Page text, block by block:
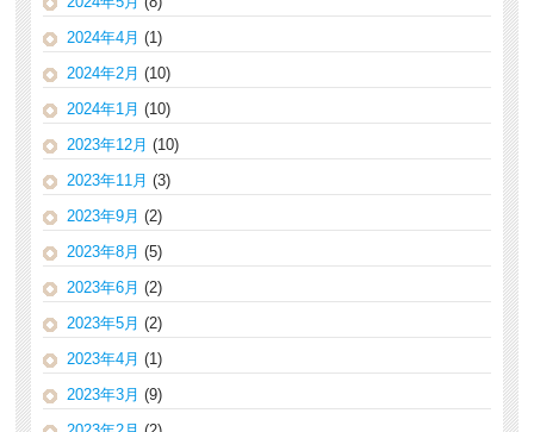
2024年4月 (1)
2024年2月 (10)
2024年1月 (10)
2023年12月 (10)
2023年11月 (3)
2023年9月 (2)
2023年8月 (5)
2023年6月 (2)
2023年5月 (2)
2023年4月 (1)
2023年3月 (9)